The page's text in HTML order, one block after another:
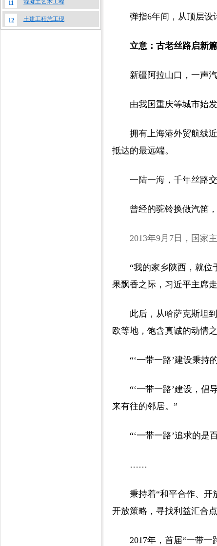
11 混凝土艺术工程
12 土建工程施工现 弹指6年间，从顶层设计
立意：古老丝路启新篇
新疆阿拉山口，一声汽
由我国重庆等城市始发
拥有上海港外贸航线近
抵达的最远端。
一陆一海，千年丝路交
曾经的驼铃换做汽笛，
2013年9月7日，国家主
“我的家乡陕西，就位于
果飘香之际，习近平主席
此后，从哈萨克斯坦到
欧等地，饱含真诚的动情
“‘一带一路’建设秉持的
“‘一带一路’建设，倡导
来有往的邻居。”
“‘一带一路’追求的是百
……
秉持着“和平合作、开放
开放策略，寻找利益汇合
2017年，首届“一带一路